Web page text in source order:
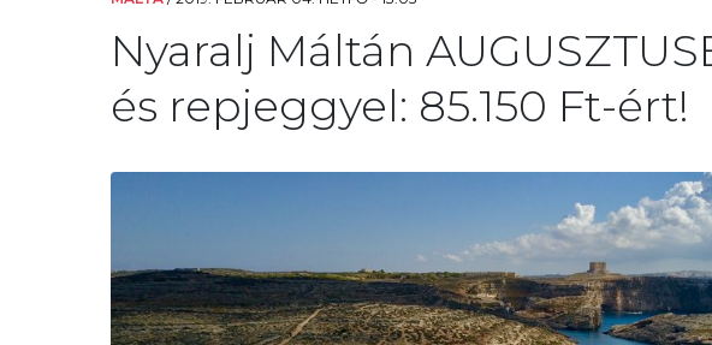
Nyaralj Máltán
és repjeggyel: 85.150 Ft-ért!